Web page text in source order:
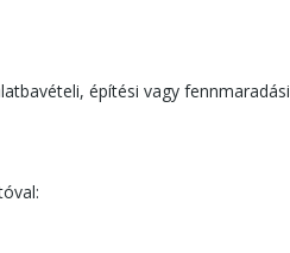
építési vagy fennmaradási